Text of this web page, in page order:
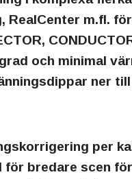
RealCenter m.fl.
och minimal
ner till
per
bredare scen